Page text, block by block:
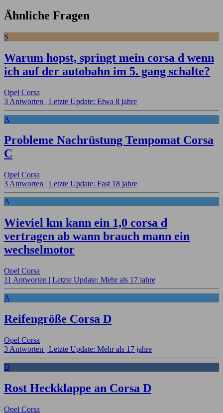
Ähnliche Fragen
S
Warum hopst, springt mein corsa d wenn
ich auf der autobahn im 5. gang schalte?
Opel Corsa
3 Antworten | Letzte Update: Etwa 8 jahre
A
Probleme Nachrüstung Tempomat Corsa
C
Opel Corsa
3 Antworten | Letzte Update: Fast 18 jahre
A
Wieviel km kann ein 1,0 corsa d
vertragen ab wann brauch mann ein
wechselmotor
Opel Corsa
11 Antworten | Letzte Update: Mehr als 17 jahre
A
Reifengröße Corsa D
Opel Corsa
3 Antworten | Letzte Update: Mehr als 17 jahre
D
Rost Heckklappe an Corsa D
Opel Corsa